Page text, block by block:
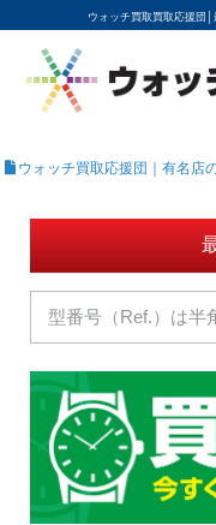
ウォッチ買取買取応援団│
YouTubeで動画を公開
ROLEXモデル名から
高級時計ブランド名
地域から買取店を探す
店舗名から買取店を探
ブランド時計を高く売
買取査定を依頼する
ウォッチ買取応援団｜有名店